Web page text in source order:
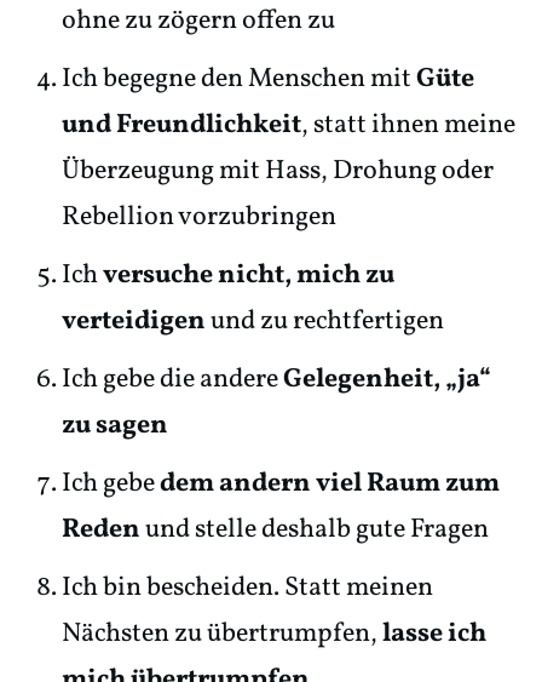
ohne zu zögern offen zu
Ich begegne den Menschen mitGüte
und Freundlichkeit, statt ihnen meine
Überzeugung mit Hass, Drohung oder
Rebellion vorzubringen
Ichversuche nicht, mich zu
verteidigenund zu rechtfertigen
Ich gebe die andereGelegenheit, „ja“
zu sagen
Ich gebedem andern viel Raum zum
Redenund stelle deshalb gute Fragen
Ich bin bescheiden. Statt meinen
Nächsten zu übertrumpfen,lasse ich